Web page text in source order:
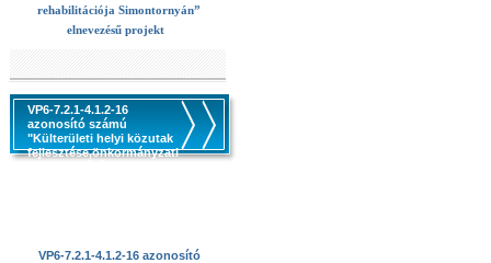
rehabilitációja Simontornyán”
elnevezésű projekt
VP6-7.2.1-4.1.2-16
azonosító számú
"Külterületi helyi közutak
fejlesztése,önkormányzati
VP6-7.2.1-4.1.2-16 azonosító